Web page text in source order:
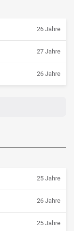
26 Jahre
27 Jahre
26 Jahre
25 Jahre
26 Jahre
25 Jahre